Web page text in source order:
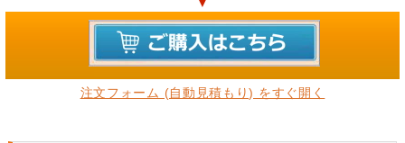
注文フォーム (自動見積もり) をすぐ開く